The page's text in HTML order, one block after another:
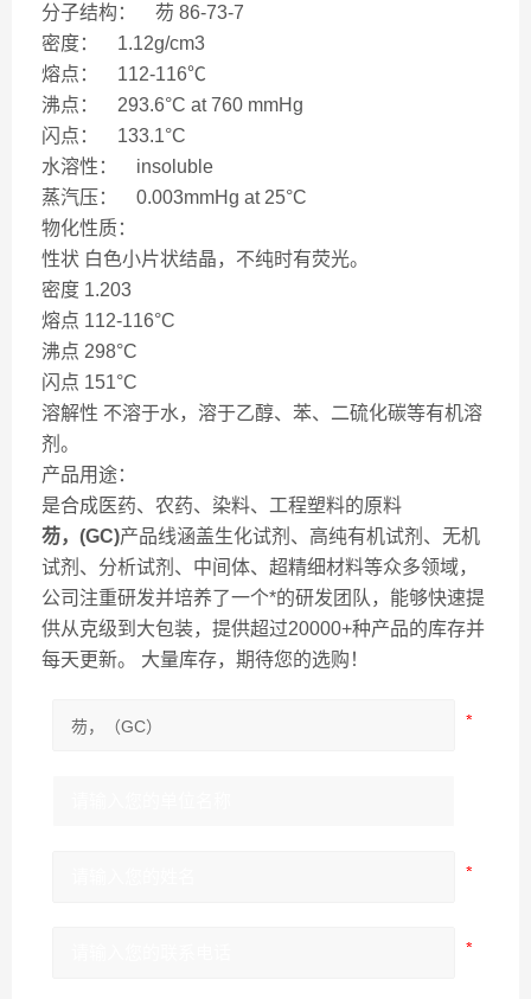
分子结构： 芴 86-73-7
密度： 1.12g/cm3
熔点： 112-116℃
沸点： 293.6°C at 760 mmHg
闪点： 133.1°C
水溶性： insoluble
蒸汽压： 0.003mmHg at 25°C
物化性质：
性状 白色小片状结晶，不纯时有荧光。
密度 1.203
熔点 112-116°C
沸点 298°C
闪点 151°C
溶解性 不溶于水，溶于乙醇、苯、二硫化碳等有机溶
剂。
产品用途：
是合成医药、农药、染料、工程塑料的原料
芴，(GC)产品线涵盖生化试剂、高纯有机试剂、无机
试剂、分析试剂、中间体、超精细材料等众多领域，
公司注重研发并培养了一个*的研发团队，能够快速提
供从克级到大包装，提供超过20000+种产品的库存并
每天更新。 大量库存，期待您的选购！